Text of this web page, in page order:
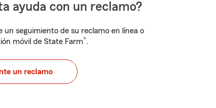
ayuda con un reclamo?
un seguimiento de su reclamo en línea o
móvil de State Farm®.
un reclamo